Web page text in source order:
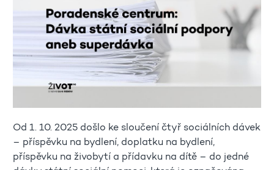
Od 1. 10. 2025 došlo ke sloučení čtyř sociálních dávek
– příspěvku na bydlení, doplatku na bydlení,
příspěvku na živobytí a přídavku na dítě – do jedné